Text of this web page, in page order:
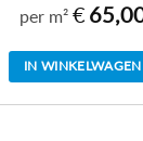
per m² €
IN WINKELWAGEN